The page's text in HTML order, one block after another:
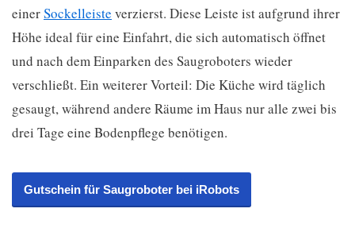
einerSockelleiste verzierst. Diese Leiste ist aufgrund ihrer
Höhe ideal für eine Einfahrt, die sich automatisch öffnet
und nach dem Einparken des Saugroboters wieder
verschließt. Ein weiterer Vorteil: Die Küche wird täglich
gesaugt, während andere Räume im Haus nur alle zwei bis
drei Tage eine Bodenpflege benötigen.
Gutschein für Saugroboter bei iRobots